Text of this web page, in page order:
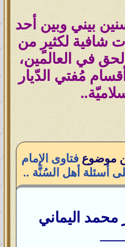
بيني وبين أحد
شافية لكثيرٍ من
في العالمين،
مُفتي الدّيار
موضوع فتاوى الإمام
أسئلة أهل السُنَّة ..
محمد اليماني